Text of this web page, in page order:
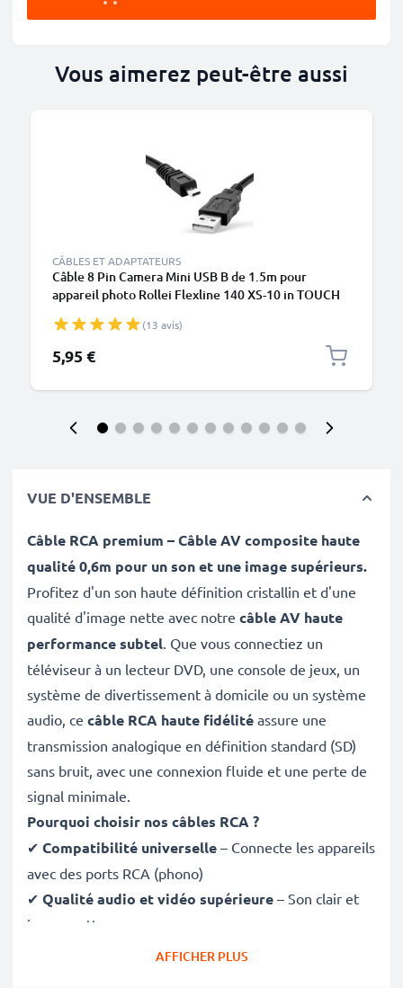
Vous aimerez peut-être aussi
CÂBLES ET ADAPTATEURS
Câble 8 Pin Camera Mini USB B de 1.5m pour
appareil photo Rollei Flexline 140 XS-10 in TOUCH
de données noir PVC
(13 avis)
5,95 €
VUE D'ENSEMBLE
Câble RCA premium – Câble AV composite haute
qualité 0,6m pour un son et une image supérieurs.
Profitez d'un son haute définition cristallin et d'une
qualité d'image nette avec notre câble AV haute
performance subtel. Que vous connectiez un
téléviseur à un lecteur DVD, une console de jeux, un
système de divertissement à domicile ou un système
audio, ce câble RCA haute fidélité assure une
transmission analogique en définition standard (SD)
sans bruit, avec une connexion fluide et une perte de
signal minimale.
Pourquoi choisir nos câbles RCA ?
✔ Compatibilité universelle – Connecte les appareils
avec des ports RCA (phono)
✔ Qualité audio et vidéo supérieure – Son clair et
image nette
Connecteurs à ajustement sécurisé
AFFICHER PLUS